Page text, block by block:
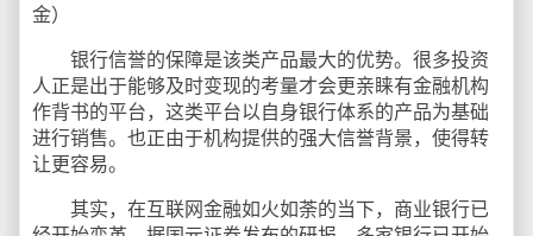
金）
银行信誉的保障是该类产品最大的优势。很多投资
人正是出于能够及时变现的考量才会更亲睐有金融机构
作背书的平台，这类平台以自身银行体系的产品为基础
进行销售。也正由于机构提供的强大信誉背景，使得转
让更容易。
其实，在互联网金融如火如荼的当下，商业银行已